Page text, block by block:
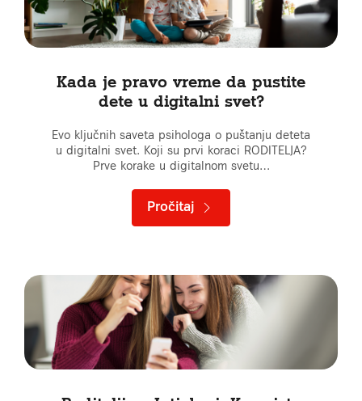
Kada je pravo vreme da pustite
dete u digitalni svet?
Evo ključnih saveta psihologa o puštanju deteta
u digitalni svet. Koji su prvi koraci RODITELJA?
Prve korake u digitalnom svetu…
Pročitaj